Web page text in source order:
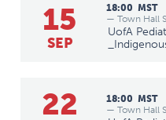
15
SEP
18:00 MST
— Town Hall
UofA
22 18:00 MST
— Town Hall